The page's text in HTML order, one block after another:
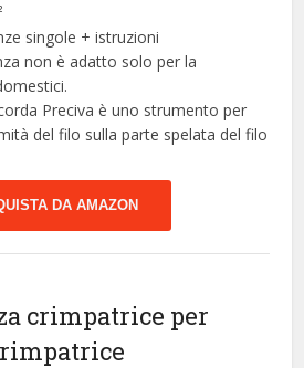
singole + istruzioni
non è adatto solo per la
Preciva è uno strumento per
del filo sulla parte spelata del filo
DA AMAZON
crimpatrice per